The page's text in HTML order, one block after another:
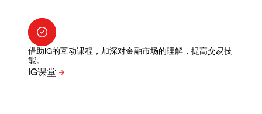
借助IG的互动课程，加深对金融市场的理解，提高交易技
能。